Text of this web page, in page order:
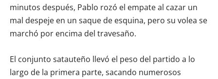
minutos después, Pablo rozó el empate al cazar un
mal despeje en un saque de esquina, pero su volea se
marchó por encima del travesaño.
El conjunto satauteño llevó el peso del partido a lo
largo de la primera parte, sacando numerosos